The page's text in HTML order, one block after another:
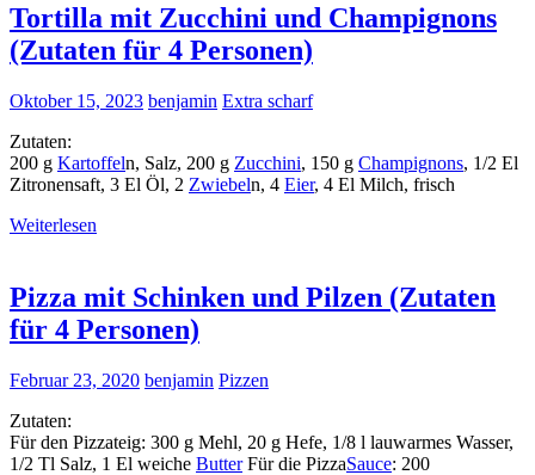
Tortilla mit Zucchini und Champignons
(Zutaten für 4 Personen)
Oktober 15, 2023 benjamin Extra scharf
Zutaten:
200 g Kartoffeln, Salz, 200 g Zucchini, 150 g Champignons, 1/2 El
Zitronensaft, 3 El Öl, 2 Zwiebeln, 4 Eier, 4 El Milch, frisch
Weiterlesen
Pizza mit Schinken und Pilzen (Zutaten
für 4 Personen)
Februar 23, 2020 benjamin Pizzen
Zutaten:
Für den Pizzateig: 300 g Mehl, 20 g Hefe, 1/8 l lauwarmes Wasser,
1/2 Tl Salz, 1 El weiche ButterFür die PizzaSauce: 200